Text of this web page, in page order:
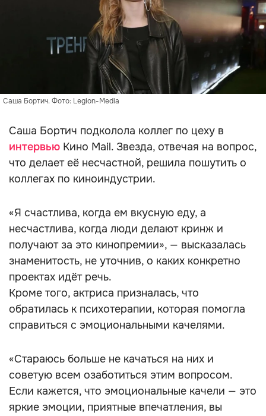
Саша Бортич. Фото: Legion-Media
Саша Бортич подколола коллег по цеху в
интервью Кино Mail. Звезда, отвечая на вопрос,
что делает её несчастной, решила пошутить о
коллегах по киноиндустрии.
«Я счастлива, когда ем вкусную еду, а
несчастлива, когда люди делают кринж и
получают за это кинопремии», — высказалась
знаменитость, не уточнив, о каких конкретно
проектах идёт речь.
Кроме того, актриса призналась, что
обратилась к психотерапии, которая помогла
справиться с эмоциональными качелями.
«Стараюсь больше не качаться на них и
советую всем озаботиться этим вопросом.
Если кажется, что эмоциональные качели — это
яркие эмоции, приятные впечатления, вы